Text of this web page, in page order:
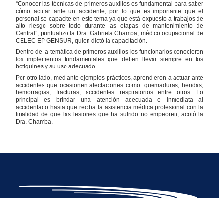
“Conocer las técnicas de primeros auxilios es fundamental para saber
cómo actuar ante un accidente, por lo que es importante que el
personal se capacite en este tema ya que está expuesto a trabajos de
alto riesgo sobre todo durante las etapas de mantenimiento de
Central”, puntualizo la Dra. Gabriela Chamba, médico ocupacional de
CELEC EP GENSUR, quien dictó la capacitación.
Dentro de la temática de primeros auxilios los funcionarios conocieron
los implementos fundamentales que deben llevar siempre en los
botiquines y su uso adecuado.
Por otro lado, mediante ejemplos prácticos, aprendieron a actuar ante
accidentes que ocasionen afectaciones como: quemaduras, heridas,
hemorragias, fracturas, accidentes respiratorios entre otros. Lo
principal es brindar una atención adecuada e inmediata al
accidentado hasta que reciba la asistencia médica profesional con la
finalidad de que las lesiones que ha sufrido no empeoren, acotó la
Dra. Chamba.